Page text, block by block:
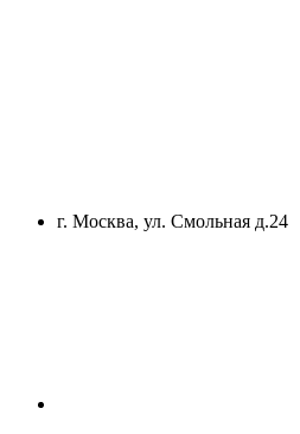
г. Москва, ул. Смольная д.24